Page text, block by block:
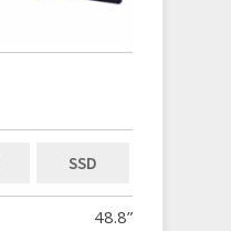
SSD
48.8”